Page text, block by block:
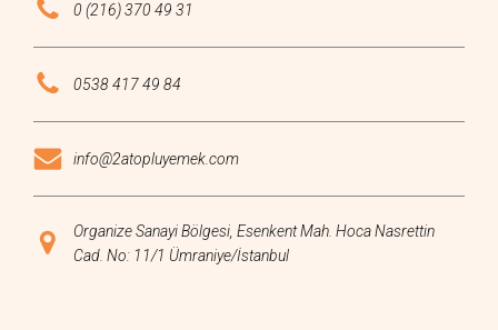
0 (216) 370 49 31
0538 417 49 84
info@2atopluyemek.com
Organize Sanayi Bölgesi, Esenkent Mah. Hoca Nasrettin
Cad. No: 11/1 Ümraniye/İstanbul